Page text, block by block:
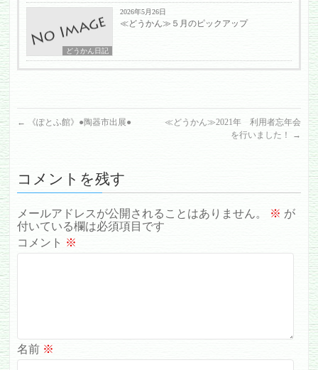
どうかん日記
2026年5月26日
≪どうかん≫５月のピックアップ
← 《ぽとふ館》●陶器市出展●
≪どうかん≫2021年 利用者忘年会
を行いました！
→
コメントを残す
メールアドレスが公開されることはありません。 ※ が
付いている欄は必須項目です
コメント ※
名前 ※